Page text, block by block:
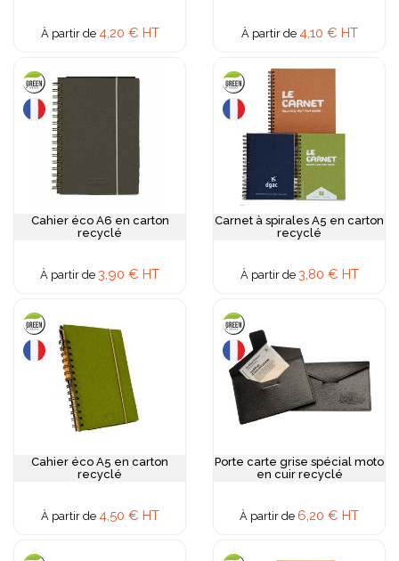
À partir de 4,20 € HT À partir de 4,10 € HT
Cahier éco A6 en carton
recyclé
À partir de 3,90 € HT
Carnet à spirales A5 en carton
recyclé
À partir de 3,80 € HT
Cahier éco A5 en carton
recyclé
À partir de 4,50 € HT
Porte carte grise spécial moto
en cuir recyclé
À partir de 6,20 € HT